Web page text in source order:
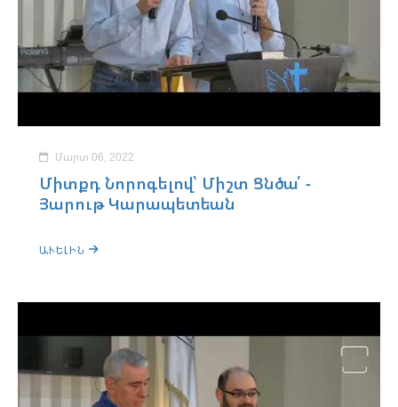
Մարտ 06, 2022
Միտքդ Նորոգելով՝ Միշտ Ցնծա՛ -
Յարութ Կարապետեան
ԱՒԵԼԻՆ